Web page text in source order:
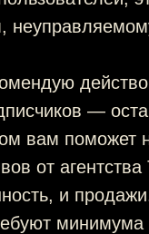
—
вам поможет
от
и